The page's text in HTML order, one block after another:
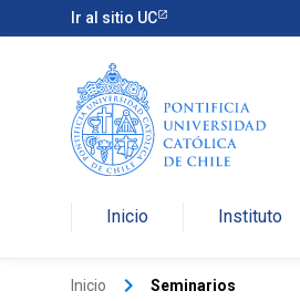
Ir al sitio UC
Inicio Instituto
Inicio keyboard_arrow_right Seminarios